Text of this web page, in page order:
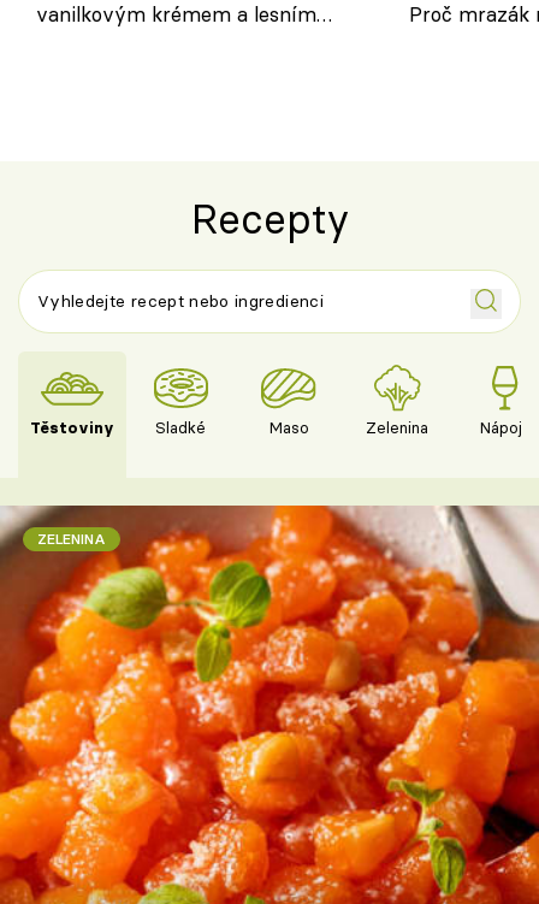
vanilkovým krémem a lesním
Proč
Recepty
Těstoviny Sladké Maso Zelenina Nápoje
ZELENINA